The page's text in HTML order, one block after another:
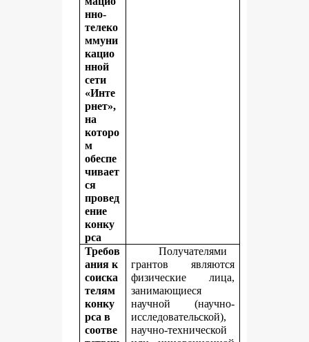
нно-
телеко
ммуни
кацио
нной
сети
«Инте
рнет»,
на
которо
м
обеспе
чивает
ся
провед
ение
конку
рса
Требов
ания к
соиска
телям
конку
рса в
соотве
Получателями
грантов являются
физические лица,
занимающиеся
научной (научно-
исследовательской),
научно-технической